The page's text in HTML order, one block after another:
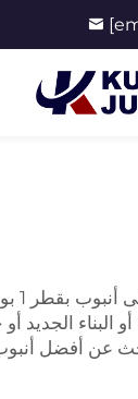
عن أفضل